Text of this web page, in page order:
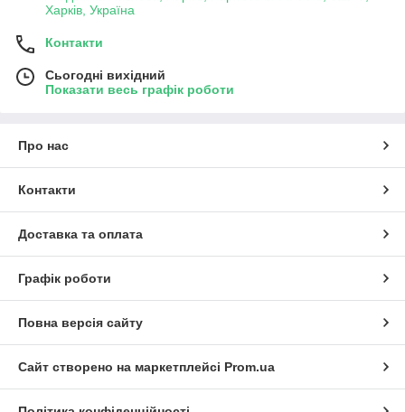
Харків, Україна
Контакти
Сьогодні вихідний
Показати весь графік роботи
Про нас
Контакти
Доставка та оплата
Графік роботи
Повна версія сайту
Сайт створено на маркетплейсі Prom.ua